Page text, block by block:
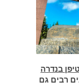
בנדרה
רבים גם